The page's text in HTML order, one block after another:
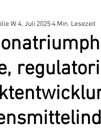
W. 4. Juli 20254 Min. Lesezeit